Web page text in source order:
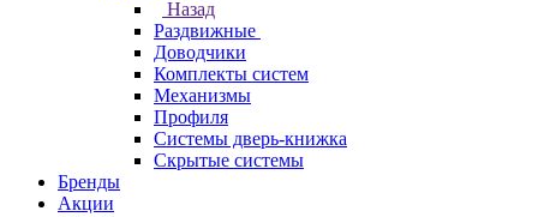
Назад
Раздвижные
Доводчики
Комплекты систем
Механизмы
Профиля
Системы дверь-книжка
Скрытые системы
Бренды
Акции